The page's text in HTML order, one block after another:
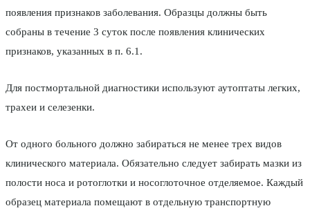
появления признаков заболевания. Образцы должны быть
собраны в течение 3 суток после появления клинических
признаков, указанных в п. 6.1.
Для постмортальной диагностики используют аутоптаты легких,
трахеи и селезенки.
От одного больного должно забираться не менее трех видов
клинического материала. Обязательно следует забирать мазки из
полости носа и ротоглотки и носоглоточное отделяемое. Каждый
образец материала помещают в отдельную транспортную